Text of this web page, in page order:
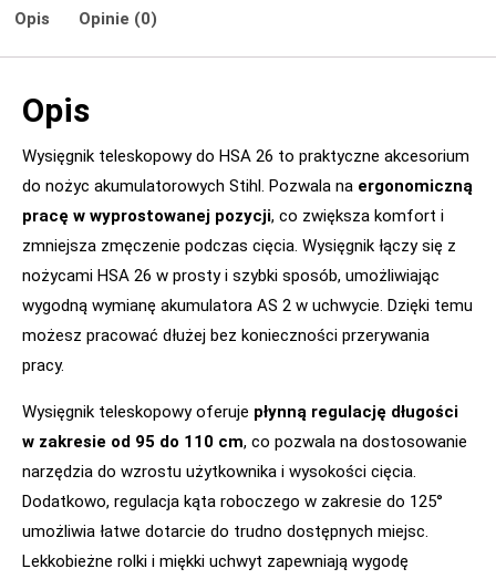
Opis Opinie (0)
Opis
Wysięgnik teleskopowy do HSA 26 to praktyczne akcesorium
do nożyc akumulatorowych Stihl. Pozwala na ergonomiczną
pracę w wyprostowanej pozycji, co zwiększa komfort i
zmniejsza zmęczenie podczas cięcia. Wysięgnik łączy się z
nożycami HSA 26 w prosty i szybki sposób, umożliwiając
wygodną wymianę akumulatora AS 2 w uchwycie. Dzięki temu
możesz pracować dłużej bez konieczności przerywania
pracy.
Wysięgnik teleskopowy oferuje płynną regulację długości
w zakresie od 95 do 110 cm, co pozwala na dostosowanie
narzędzia do wzrostu użytkownika i wysokości cięcia.
Dodatkowo, regulacja kąta roboczego w zakresie do 125°
umożliwia łatwe dotarcie do trudno dostępnych miejsc.
Lekkobieżne rolki i miękki uchwyt zapewniają wygodę